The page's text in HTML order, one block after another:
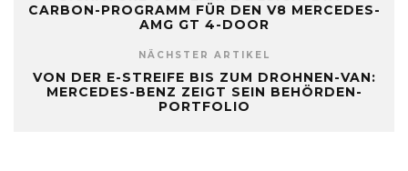
CARBON-PROGRAMM FÜR DEN V8 MERCEDES-
AMG GT 4-DOOR
NÄCHSTER ARTIKEL
VON DER E-STREIFE BIS ZUM DROHNEN-VAN:
MERCEDES-BENZ ZEIGT SEIN BEHÖRDEN-
PORTFOLIO